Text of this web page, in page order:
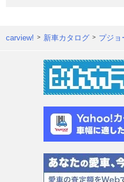
carview! 新車カタログ プジョ